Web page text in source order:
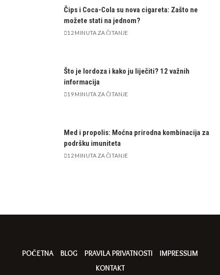
Čips i Coca-Cola su nova cigareta: Zašto ne
možete stati na jednom?
12 MINUTA ZA ČITANJE
Što je lordoza i kako ju liječiti? 12 važnih
informacija
19 MINUTA ZA ČITANJE
Med i propolis: Moćna prirodna kombinacija za
podršku imuniteta
12 MINUTA ZA ČITANJE
POČETNA BLOG PRAVILA PRIVATNOSTI
IMPRESSUM
KONTAKT